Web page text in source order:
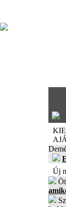
Új